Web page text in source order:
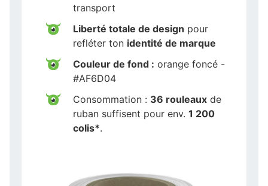
transport
Liberté totale de design pour
refléter ton identité de marque
Couleur de fond : orange foncé -
#AF6D04
Consommation : 36 rouleaux de
ruban suffisent pour env. 1 200
colis*.